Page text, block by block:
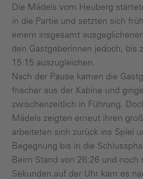
Die Mädels vom Heuberg
in die Partie und setzten sich
einem insgesamt
den Gastgeberinnen jedoch, bis
15:15 auszugleichen.
Nach der Pause kamen die
frischer aus der Kabine und
zwischenzeitlich in Führung.
Mädels zeigten erneut ihren
arbeiteten sich zurück ins Spiel
Begegnung bis in die
Beim Stand von 26:26 und noch
Sekunden auf der Uhr kam es